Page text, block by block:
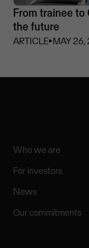
From trainee to
the future
ARTICLE⏵MAY 26,
Who we are
For investors
News
Our commitments